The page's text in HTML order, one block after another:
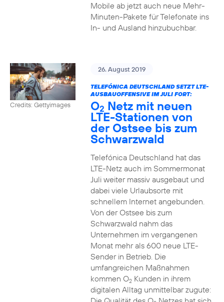
Mobile ab jetzt auch neue Mehr-
Minuten-Pakete für Telefonate ins
In- und Ausland hinzubuchbar.
Credits: Gettyimages
26. August 2019
TELEFÓNICA DEUTSCHLAND SETZT LTE-
AUSBAUOFFENSIVE IM JULI FORT:
O2 Netz mit neuen
LTE-Stationen von
der Ostsee bis zum
Schwarzwald
Telefónica Deutschland hat das
LTE-Netz auch im Sommermonat
Juli weiter massiv ausgebaut und
dabei viele Urlaubsorte mit
schnellem Internet angebunden.
Von der Ostsee bis zum
Schwarzwald nahm das
Unternehmen im vergangenen
Monat mehr als 600 neue LTE-
Sender in Betrieb. Die
umfangreichen Maßnahmen
kommen O2Kunden in ihrem
digitalen Alltag unmittelbar zugute: